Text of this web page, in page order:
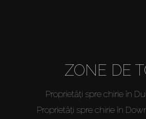
Vânzare
ZONE DE
Proprietăți spre chirie în
Proprietăți spre chirie în